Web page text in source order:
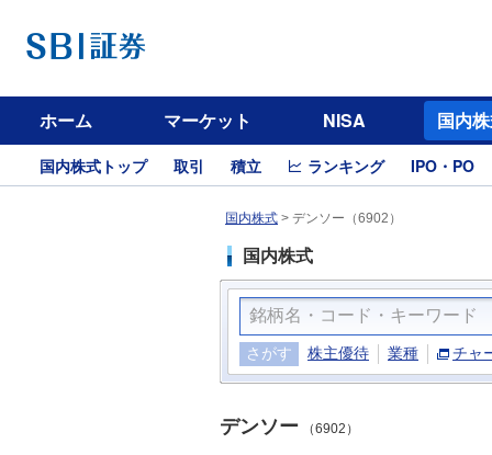
ホーム マーケット NISA 国内
国内株式トップ 取引 積立 ランキング IPO・PO
国内株式 > デンソー（6902）
国内株式
さがす 株主優待 業種 チャ
デンソー （6902）